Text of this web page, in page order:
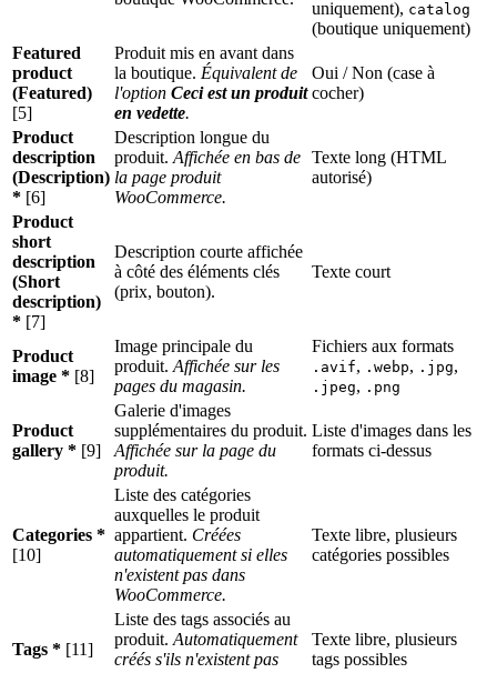
uniquement), catalog
(boutique uniquement)
Featured
product
(Featured)
[5]
Produit mis en avant dans
la boutique. Équivalent de
l'option Ceci est un produit
en vedette.
Oui / Non (case à
cocher)
Product
description
(Description)
* [6]
Description longue du
produit. Affichée en bas de
la page produit
WooCommerce.
Texte long (HTML
autorisé)
Product
short
description
(Short
description)
* [7]
Description courte affichée
à côté des éléments clés
(prix, bouton).
Texte court
Product
image * [8]
Image principale du
produit. Affichée sur les
pages du magasin.
Fichiers aux formats
.avif, .webp, .jpg,
.jpeg, .png
Product
gallery * [9]
Galerie d'images
supplémentaires du produit.
Affichée sur la page du
produit.
Liste d'images dans les
formats ci-dessus
Categories *
[10]
Liste des catégories
auxquelles le produit
appartient. Créées
automatiquement si elles
n'existent pas dans
WooCommerce.
Texte libre, plusieurs
catégories possibles
Tags * [11]
Liste des tags associés au
produit. Automatiquement
créés s'ils n'existent pas
Texte libre, plusieurs
tags possibles